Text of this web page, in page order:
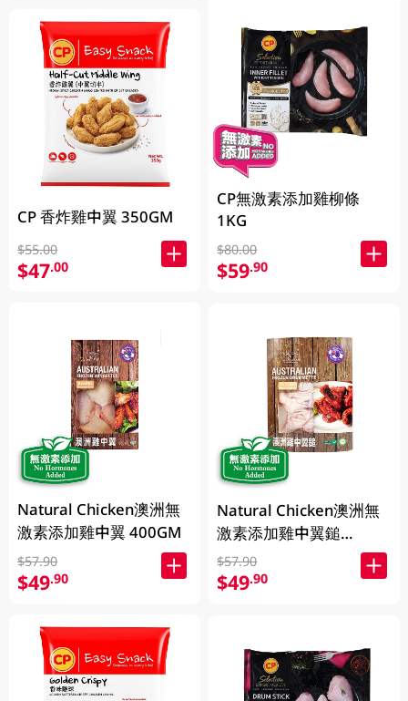
CP 香炸雞中翼 350GM
$55.00
$47.00
Natural Chicken澳洲無
激素添加雞中翼 400GM
$57.90
$49.90
CP無激素添加雞柳條
1KG
$80.00
$59.90
Natural Chicken澳洲無
激素添加雞中翼鎚
400GM
$57.90
$49.90